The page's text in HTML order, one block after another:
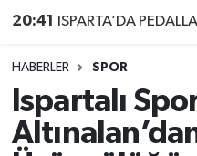
20:41 ISPARTA’DA
HABERLER SPOR
Ispartalı
Süper Lig Puan
Tüm Manşetler